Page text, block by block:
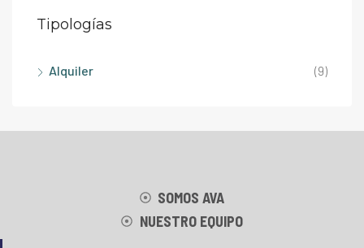
Tipologías
Alquiler (9)
SOMOS AVA
NUESTRO EQUIPO